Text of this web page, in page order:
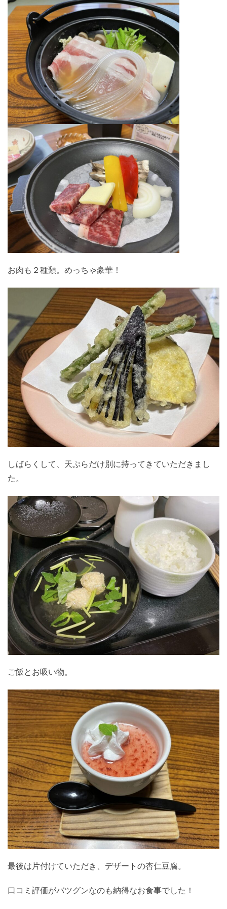
お肉も２種類。めっちゃ豪華！
しばらくして、天ぷらだけ別に持ってきていただきまし
た。
ご飯とお吸い物。
最後は片付けていただき、デザートの杏仁豆腐。
口コミ評価がバツグンなのも納得なお食事でした！